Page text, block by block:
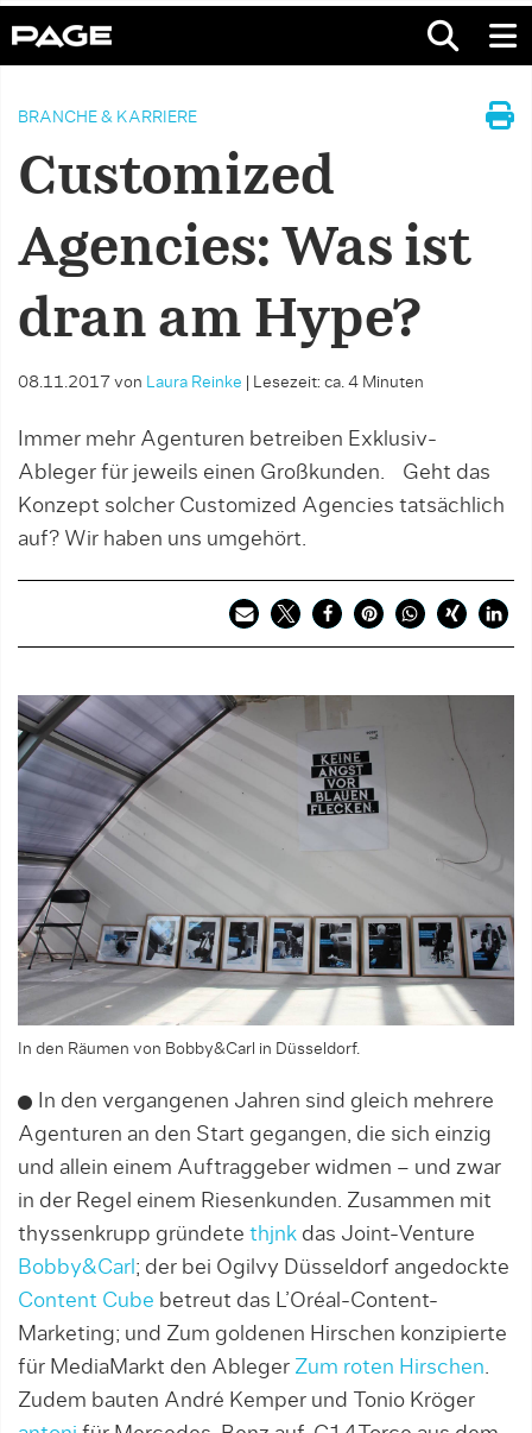
BRANCHE & KARRIERE
Customized
Agencies: Was ist
dran am Hype?
08.11.2017 von Laura Reinke Lesezeit: ca. 4 Minuten
Immer mehr Agenturen betreiben Exklusiv-
Ableger für jeweils einen Großkunden. Geht das
Konzept solcher Customized Agencies tatsächlich
auf? Wir haben uns umgehört.
In den Räumen von Bobby&Carl in Düsseldorf.
In den vergangenen Jahren sind gleich mehrere
Agenturen an den Start gegangen, die sich einzig
und allein einem Auftraggeber widmen – und zwar
in der Regel ei­nem Riesenkunden. Zusammen mit
thyssen­krupp gründete thjnk das Joint-Venture
Bob­by&Carl ; der bei Ogilvy Düsseldorf angedockte
Con­tent Cube betreut das L’Oréal-Content-
Marketing; und Zum goldenen Hirschen konzipierte
für MediaMarkt den Ableger Zum roten Hirschen.
Zudem bau­ten André Kem­per und Tonio Kröger